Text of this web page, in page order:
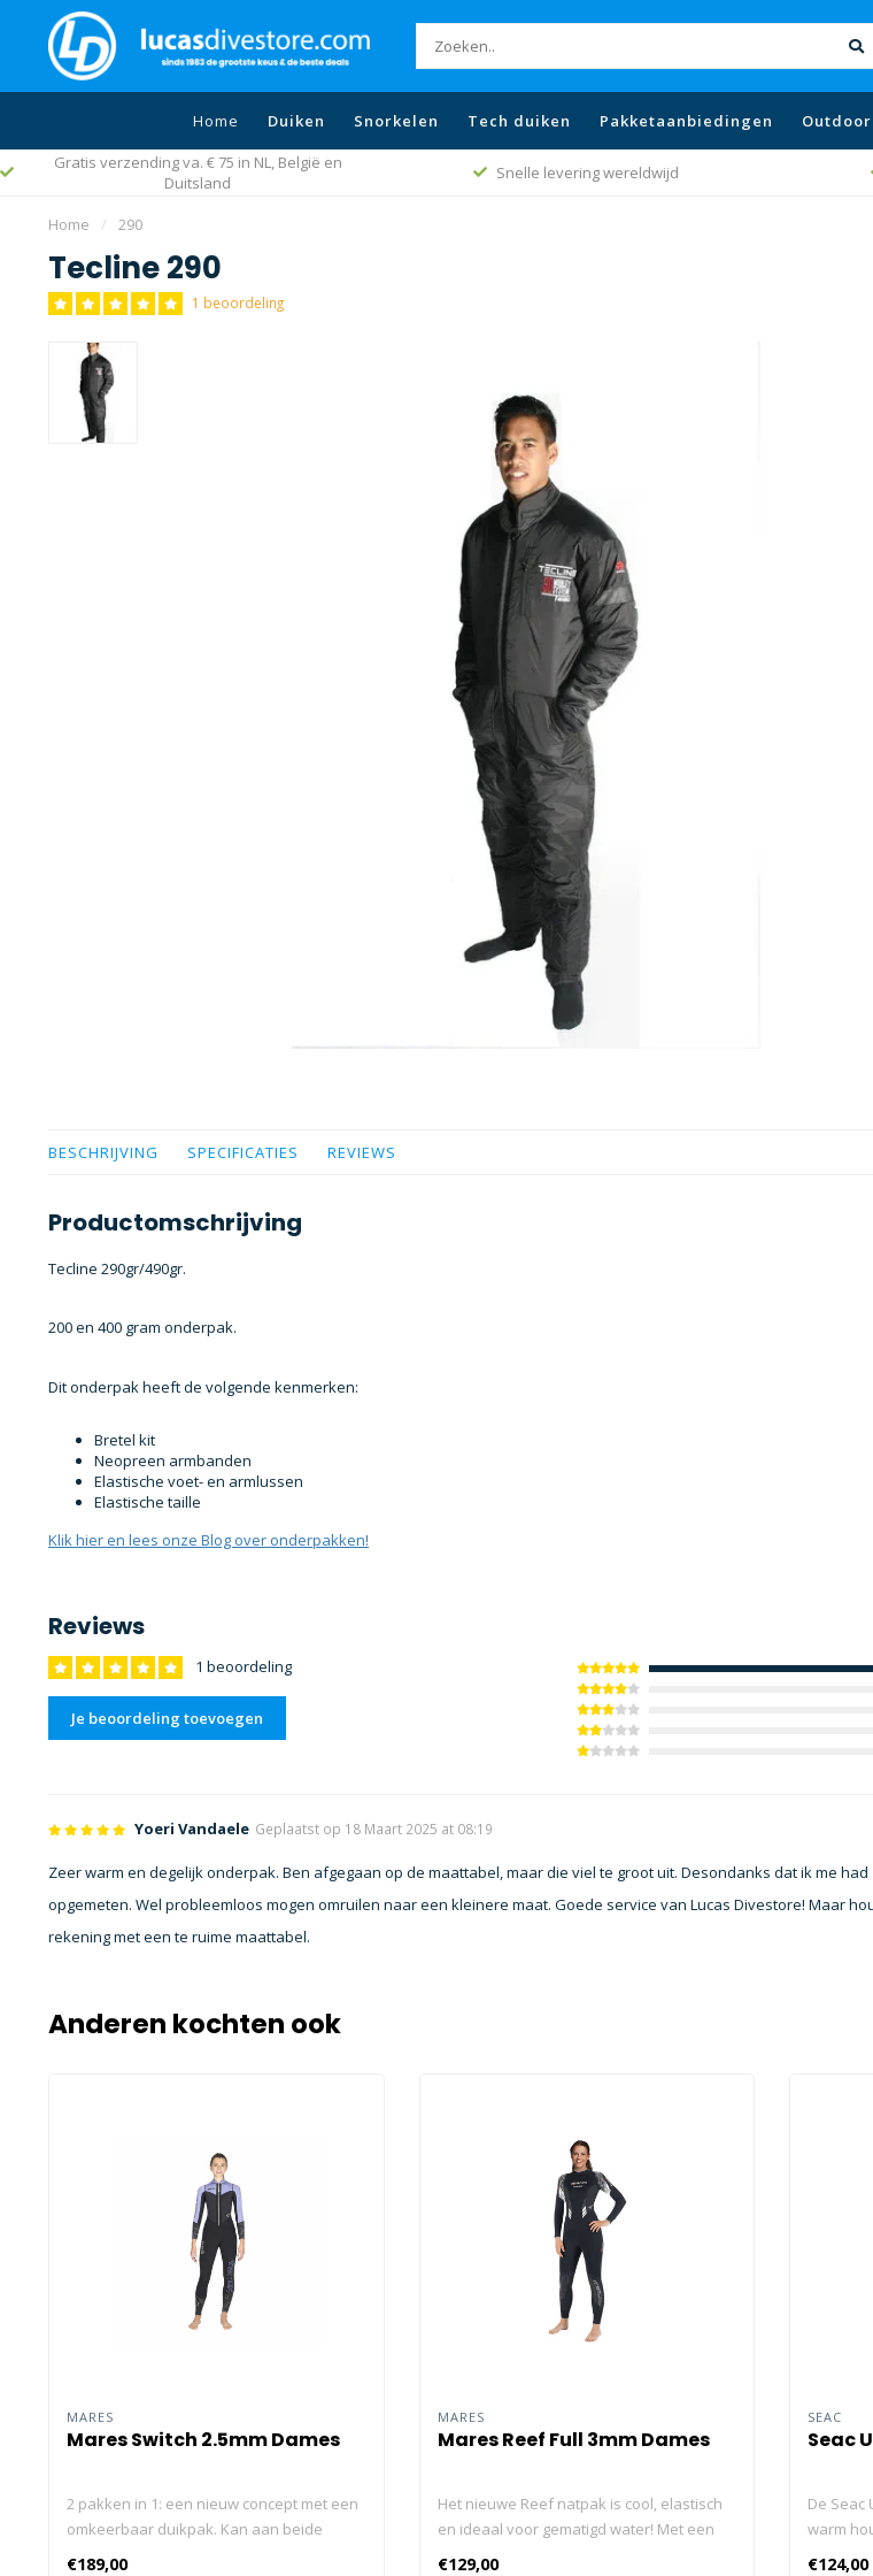
Home Duiken Snorkelen Tech duiken Pakketaanbiedingen Outdoor
Gratis verzending va. € 75 in NL, België en
Duitsland
Snelle levering wereldwijd
Home / 290
Tecline 290
1 beoordeling
BESCHRIJVING SPECIFICATIES REVIEWS
Productomschrijving
Tecline 290gr/490gr.
200 en 400 gram onderpak.
Dit onderpak heeft de volgende kenmerken:
Bretel kit
Neopreen armbanden
Elastische voet- en armlussen
Elastische taille
Klik hier en lees onze Blog over onderpakken!
Reviews
1 beoordeling
Je beoordeling toevoegen
Yoeri Vandaele Geplaatst op 18 Maart 2025 at 08:19
Zeer warm en degelijk onderpak. Ben afgegaan op de maattabel, maar die viel te groot uit. Desondanks dat ik me had
opgemeten. Wel probleemloos mogen omruilen naar een kleinere maat. Goede service van Lucas Divestore! Maar
rekening met een te ruime maattabel.
Anderen kochten ook
MARES
Mares Switch 2.5mm Dames
2 pakken in 1: een nieuw concept met een
omkeerbaar duikpak. Kan aan beide
kanten worden gedragen: kies uit een
€189,00
MARES
Mares Reef Full 3mm Dames
Het nieuwe Reef natpak is cool, elastisch
en ideaal voor gematigd water! Met een
zacht, rekbaar rubber paneel op de borst
€129,00
SEAC
Seac
De Seac
warm
heeft
€124,00